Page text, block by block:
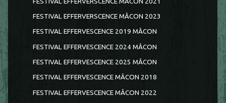
FESTIVAL EFFERVERSCENCE MÂCON 2023
FESTIVAL EFFERVESCENCE 2019 MÂCON
FESTIVAL EFFERVESCENCE 2024 MÂCON
FESTIVAL EFFERVESCENCE 2025 MÂCON
FESTIVAL EFFERVESCENCE MÂCON 2018
FESTIVAL EFFERVESCENCE MÂCON 2022